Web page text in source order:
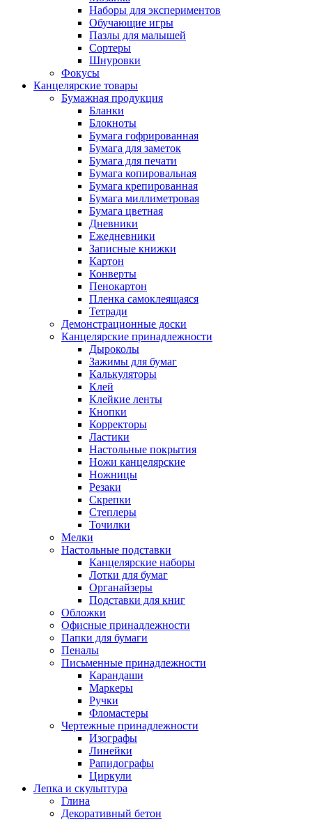
Наборы для экспериментов
Обучающие игры
Пазлы для малышей
Сортеры
Шнуровки
Фокусы
Канцелярские товары
Бумажная продукция
Бланки
Блокноты
Бумага гофрированная
Бумага для заметок
Бумага для печати
Бумага копировальная
Бумага крепированная
Бумага миллиметровая
Бумага цветная
Дневники
Ежедневники
Записные книжки
Картон
Конверты
Пенокартон
Пленка самоклеящаяся
Тетради
Демонстрационные доски
Канцелярские принадлежности
Дыроколы
Зажимы для бумаг
Калькуляторы
Клей
Клейкие ленты
Кнопки
Корректоры
Ластики
Настольные покрытия
Ножи канцелярские
Ножницы
Резаки
Скрепки
Степлеры
Точилки
Мелки
Настольные подставки
Канцелярские наборы
Лотки для бумаг
Органайзеры
Подставки для книг
Обложки
Офисные принадлежности
Папки для бумаги
Пеналы
Письменные принадлежности
Карандаши
Маркеры
Ручки
Фломастеры
Чертежные принадлежности
Изографы
Линейки
Рапидографы
Циркули
Лепка и скульптура
Глина
Декоративный бетон